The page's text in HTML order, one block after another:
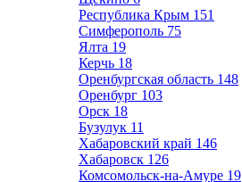
Республика Крым 151
Симферополь 75
Ялта 19
Керчь 18
Оренбургская область 148
Оренбург 103
Орск 18
Бузулук 11
Хабаровский край 146
Хабаровск 126
Комсомольск-на-Амуре 19